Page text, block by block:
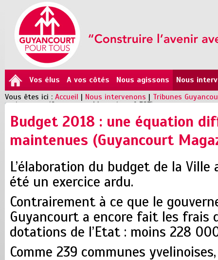
Vos élus A vos côtés Nous agissons
Nous
Vous êtes ici : Accueil | Nous intervenons | Tribunes
maintenues (Guyancourt Magazine n° 527)
Budget 2018 : une équation
maintenues (Guyancourt
L’élaboration du budget de la
été un exercice ardu.
Contrairement à ce que le
Guyancourt a encore fait les frais
dotations de l’Etat : moins 228
Comme 239 communes